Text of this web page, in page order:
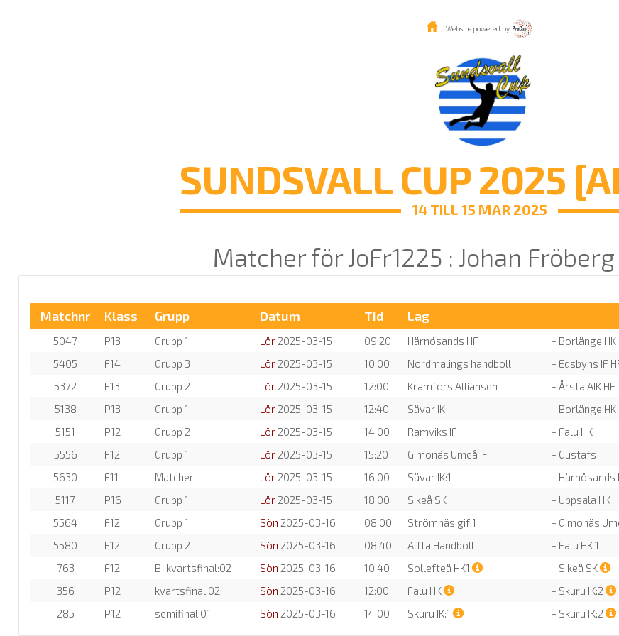
Website powered by
SUNDSVALL CUP 2025
14 TILL 15 MAR 2025
Matcher för JoFr1225 : Johan Fröberg
Matchnr Klass Grupp Datum Tid Lag
5047 P13 Grupp 1 Lör 2025-03-15 09:20 Härnösands HF - Borlänge HK
5405
F14 Grupp 3 Lör 2025-03-15 10:00 Nordmalings handboll - Edsbyns IF
5372
F13 Grupp 2 Lör 2025-03-15 12:00 Kramfors Alliansen - Årsta AIK HF
5138
P13 Grupp 1 Lör 2025-03-15 12:40 Sävar IK - Borlänge HK
5151
P12 Grupp 2 Lör 2025-03-15 14:00 Ramviks IF - Falu HK
5556
F12 Grupp 1 Lör 2025-03-15 15:20 Gimonäs Umeå IF - Gustafs
5630
F11 Matcher Lör 2025-03-15 16:00 Sävar IK:1 - Härnösands
5117
P16 Grupp 1 Lör 2025-03-15 18:00 Sikeå SK - Uppsala HK
5564
F12 Grupp 1 Sön 2025-03-16 08:00 Strömnäs gif:1 - Gimonäs
5580
F12 Grupp 2 Sön 2025-03-16 08:40 Alfta Handboll - Falu HK 1
763
F12 B-kvartsfinal:02 Sön 2025-03-16 10:40 Sollefteå HK1 - Sikeå SK
356
P12 kvartsfinal:02 Sön 2025-03-16 12:00 Falu HK - Skuru IK:2
285
P12 semifinal:01 Sön 2025-03-16 14:00 Skuru IK:1 - Skuru IK:2